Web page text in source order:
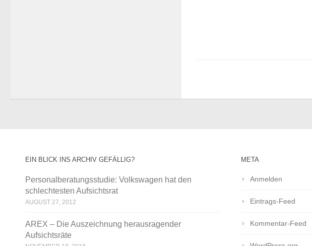
EIN BLICK INS ARCHIV GEFÄLLIG?
Personalberatungsstudie: Volkswagen hat den
schlechtesten Aufsichtsrat
AUGUST 27, 2012
AREX – Die Auszeichnung herausragender
Aufsichtsräte
META
Anmelden
Eintrags-Feed
Kommentar-Feed